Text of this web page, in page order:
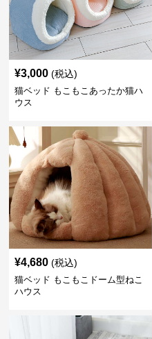
¥3,000 (税込)
猫ベッド もこもこあったか猫ハ
ウス
¥4,680 (税込)
猫ベッド もこもこドーム型ねこ
ハウス